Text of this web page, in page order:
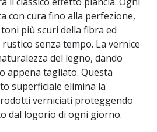
con cura fino alla perfezione,
più scuri della fibra ed
senza tempo. La vernice
del legno, dando
appena tagliato. Questa
superficiale elimina la
verniciati proteggendo
dal logorio di ogni giorno.